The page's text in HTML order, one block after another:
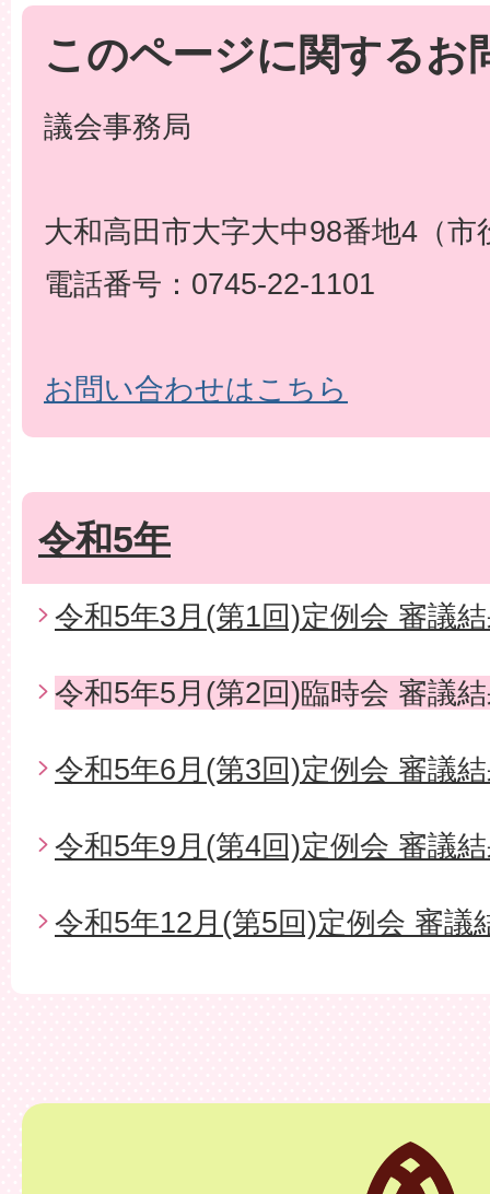
このページに関するお
議会事務局
大和高田市大字大中98番地4（市
電話番号：0745-22-1101
お問い合わせはこちら
令和5年
令和5年3月(第1回)定例会 審議
令和5年5月(第2回)臨時会 審議
令和5年6月(第3回)定例会 審議
令和5年9月(第4回)定例会 審議
令和5年12月(第5回)定例会 審議